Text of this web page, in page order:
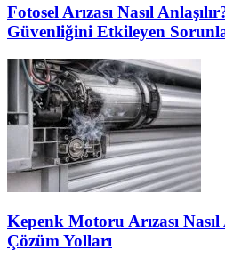
Fotosel Arızası Nasıl
Güvenliğini Etkileyen
Kepenk Motoru Arızası
Çözüm Yolları